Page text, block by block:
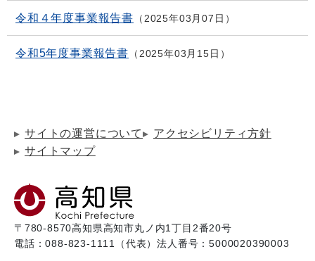
令和４年度事業報告書 2025年03月07日
令和5年度事業報告書 2025年03月15日
サイトの運営について
アクセシビリティ方針
サイトマップ
〒780-8570高知県高知市丸ノ内1丁目2番20号
電話：088-823-1111（代表）法人番号：5000020390003